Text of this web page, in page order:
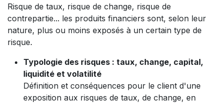
Risque de taux, risque de change, risque de
contrepartie... les produits financiers sont, selon leur
nature, plus ou moins exposés à un certain type de
risque.
Typologie des risques : taux, change, capital,
liquidité et volatilité
Définition et conséquences pour le client d'une
exposition aux risques de taux, de change, en